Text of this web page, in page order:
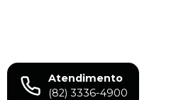
Atendimento
(82) 3336-4900